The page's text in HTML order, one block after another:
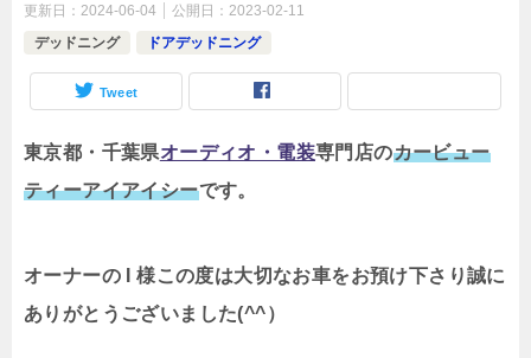
更新日： 2024-06-04 公開日： 2023-02-11
デッドニング
ドアデッドニング
Tweet
東京都・千葉県オーディオ・電装専門店のカービュー
ティーアイアイシーです。
オーナーの I 様この度は大切なお車をお預け下さり誠に
ありがとうございました(^^）